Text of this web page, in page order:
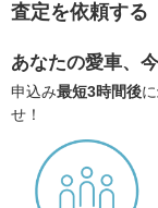
査定を依頼する
あなたの愛車、
申込み最短3時間後に
せ！